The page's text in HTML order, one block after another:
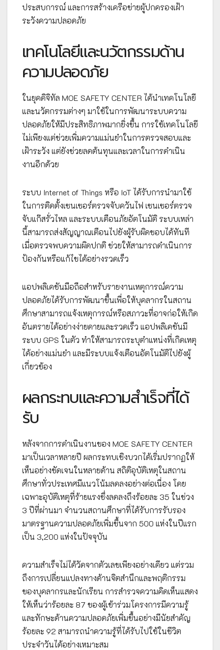
ประสบการณ์ และการสร้างเครือข่ายผู้ปกครองเฝ้า
ระวังความปลอดภัย
เทคโนโลยีและนวัตกรรมด้าน
ความปลอดภัย
ในยุคดิจิทัล MOE SAFETY CENTER ได้นำเทคโนโลยี
และนวัตกรรมต่างๆ มาใช้ในการพัฒนาระบบความ
ปลอดภัยให้มีประสิทธิภาพมากยิ่งขึ้น การใช้เทคโนโลยี
ไม่เพียงแต่ช่วยเพิ่มความแม่นยำในการตรวจสอบและ
เฝ้าระวัง แต่ยังช่วยลดต้นทุนและเวลาในการดำเนิน
งานอีกด้วย
ระบบ Internet of Things หรือ IoT ได้รับการนำมาใช้
ในการติดตั้งเซนเซอร์ตรวจจับควันไฟ เซนเซอร์ตรวจ
จับแก๊สรั่วไหล และระบบเตือนภัยอัตโนมัติ ระบบเหล่า
นี้สามารถส่งสัญญาณเตือนไปยังผู้รับผิดชอบได้ทันที
เมื่อตรวจพบความผิดปกติ ช่วยให้สามารถดำเนินการ
ป้องกันหรือแก้ไขได้อย่างรวดเร็ว
แอปพลิเคชันมือถือสำหรับรายงานเหตุการณ์ความ
ปลอดภัยได้รับการพัฒนาขึ้นเพื่อให้บุคลากรในสถาน
ศึกษาสามารถแจ้งเหตุการณ์หรือสภาวะที่อาจก่อให้เกิด
อันตรายได้อย่างง่ายดายและรวดเร็ว แอปพลิเคชันมี
ระบบ GPS ในตัว ทำให้สามารถระบุตำแหน่งที่เกิดเหตุ
ได้อย่างแม่นยำ และมีระบบแจ้งเตือนอัตโนมัติไปยังผู้
เกี่ยวข้อง
ผลกระทบและความสำเร็จที่ได้
รับ
หลังจากการดำเนินงานของ MOE SAFETY CENTER
มาเป็นเวลาหลายปี ผลกระทบเชิงบวกได้เริ่มปรากฏให้
เห็นอย่างชัดเจนในหลายด้าน สถิติอุบัติเหตุในสถาน
ศึกษาทั่วประเทศมีแนวโน้มลดลงอย่างต่อเนื่อง โดย
เฉพาะอุบัติเหตุที่ร้ายแรงซึ่งลดลงถึงร้อยละ 35 ในช่วง
3 ปีที่ผ่านมา จำนวนสถานศึกษาที่ได้รับการรับรอง
มาตรฐานความปลอดภัยเพิ่มขึ้นจาก 500 แห่งในปีแรก
เป็น 3,200 แห่งในปัจจุบัน
ความสำเร็จไม่ได้วัดจากตัวเลขเพียงอย่างเดียว แต่รวม
ถึงการเปลี่ยนแปลงทางด้านจิตสำนึกและพฤติกรรม
ของบุคลากรและนักเรียน การสำรวจความคิดเห็นแสดง
ให้เห็นว่าร้อยละ 87 ของผู้เข้าร่วมโครงการมีความรู้
และทักษะด้านความปลอดภัยเพิ่มขึ้นอย่างมีนัยสำคัญ
ร้อยละ 92 สามารถนำความรู้ที่ได้รับไปใช้ในชีวิต
ประจำวันได้อย่างเหมาะสม